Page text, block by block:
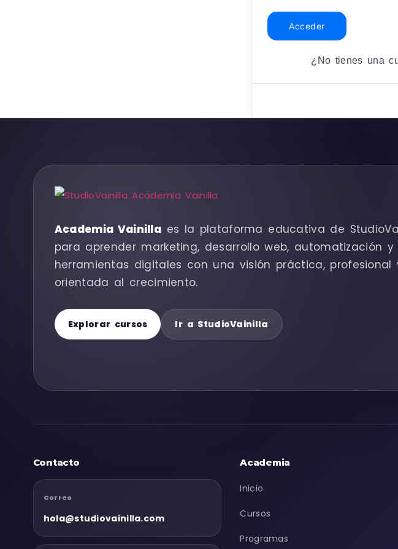
Acceder
¿No tienes una
Academia Vainilla es la plataforma educativa de
para aprender marketing, desarrollo web, automatización y
herramientas digitales con una visión práctica, profesional
orientada al crecimiento.
Explorar cursos Ir a StudioVainilla
Contacto
Correo
hola@studiovainilla.com
Academia
Inicio
Cursos
Programas